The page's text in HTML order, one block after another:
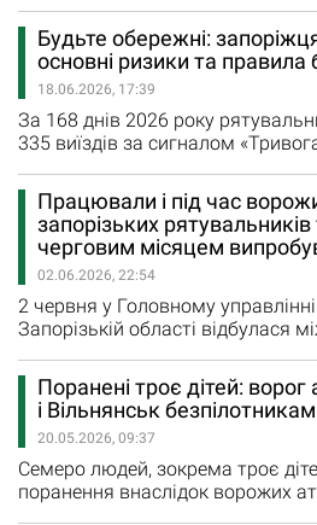
техобслуговування. «Внаслідок
локаціями загорілись
загиблих та постраждалих
ліквідували пожежі на площах
працювали…
Будьте обережні:
основні ризики та правила
18.06.2026, 17:39
За 168 днів 2026 року
335 виїздів за сигналом
піротехніки знешкодили 2 060
предметів. Такі цифри під час
ЗОДА журналістам навела
зі ЗМІ та зв’язків із
Працювали і під час
запорізьких
черговим місяцем
02.06.2026, 22:54
2 червня у Головному
Запорізькій області відбулася
ДСНС Запоріжжя, обласного
гідрометеорології, обласного
профілактики хвороб,
«Хортиця» та управління з
надзвичайних ситуацій та
Поранені троє дітей:
і Вільнянськ
20.05.2026, 09:37
Семеро людей, зокрема троє
поранення внаслідок ворожих